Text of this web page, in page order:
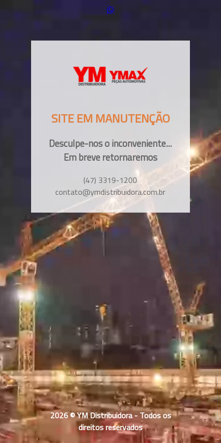
SITE EM MANUTENÇÃO
Desculpe-nos o inconveniente...
Em breve retornaremos
(47) 3319-1200
contato@ymdistribuidora.com.br
2026 © YM Distribuidora - Todos os
direitos reservados